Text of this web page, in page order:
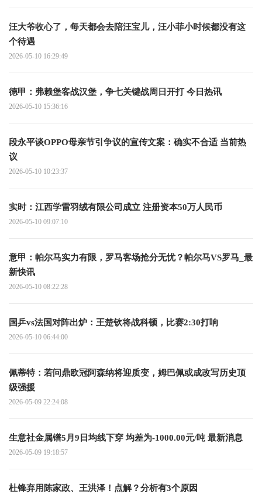
汪大爷收心了，每天都会去陪汪宝儿，汪小菲小时候都没有这
个待遇
2026-05-10 16:29:49
德甲：弗赖堡客战汉堡，争七关键战周日开打 今日热讯
2026-05-10 15:36:16
段永平谈OPPO母亲节引争议的宣传文案：确实不合适 当前热
议
2026-05-10 10:23:37
实时：江西学雷羽绒有限公司成立 注册资本50万人民币
2026-05-10 09:07:10
意甲：帕尔马实力有限，罗马客场抢分无忧？帕尔马VS罗马_最
新快讯
2026-05-10 08:22:28
国乒vs法国对阵出炉：王楚钦将战科顿，比赛2:30打响
2026-05-10 06:44:00
佩蒂特：若问鼎欧冠阿森纳将迎质变，姆巴佩或成改写历史顶
级强援
2026-05-09 22:24:08
生意社金属镨5月9日均线下穿 均差为-1000.00元/吨 最新消息
2026-05-09 19:18:57
杜锋弃用陈家政、王洪泽！点解？分析有3个原因